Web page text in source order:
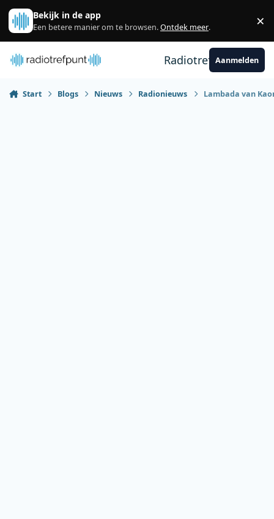
Spring naar bijdragen
Bekijk in de app
Een betere manier om te browsen.Ontdek meer. ×
RadiotrefpuntAanmelden
Start Blogs Nieuws Radionieuws Lambada van